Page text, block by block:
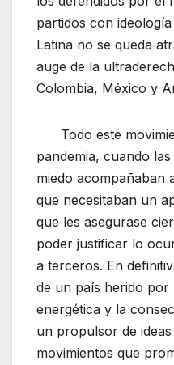
partidos con
Latina no se queda
auge de la
Colombia, México y
Todo este
pandemia, cuando
miedo acompañaban
que necesitaban un
que les asegurase
poder justificar lo
a terceros. En
de un país herido por
energética y la
un propulsor de
movimientos que